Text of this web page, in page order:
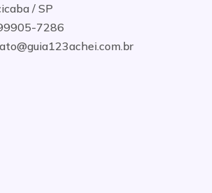
de Cortador de Grama em Saltinho
/ SP
7286